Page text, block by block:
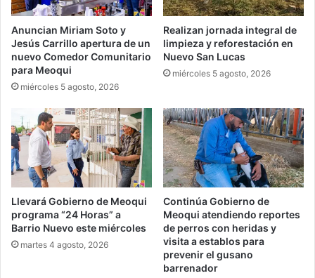
Anuncian Miriam Soto y
Jesús Carrillo apertura de un
nuevo Comedor Comunitario
para Meoqui
miércoles 5 agosto, 2026
Realizan jornada integral de
limpieza y reforestación en
Nuevo San Lucas
miércoles 5 agosto, 2026
Llevará Gobierno de Meoqui
programa “24 Horas” a
Barrio Nuevo este miércoles
martes 4 agosto, 2026
Continúa Gobierno de
Meoqui atendiendo reportes
de perros con heridas y
visita a establos para
prevenir el gusano
barrenador